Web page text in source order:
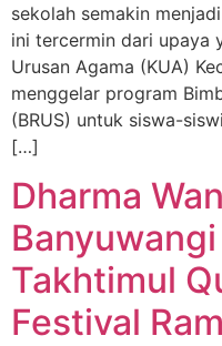
sekolah semakin
ini tercermin dari upaya
Urusan Agama (KUA)
menggelar program
(BRUS) untuk siswa-
[…]
Dharma
Takhtimul
Festival